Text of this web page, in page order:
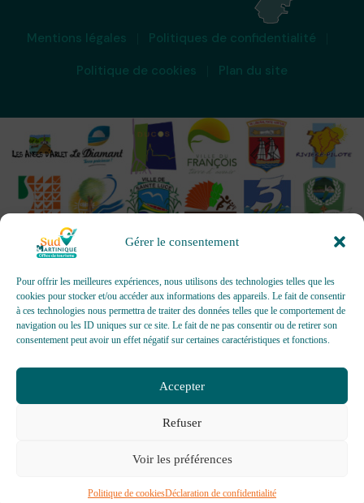
Gérer le consentement
Pour offrir les meilleures expériences, nous utilisons des technologies telles que les
cookies pour stocker et/ou accéder aux informations des appareils. Le fait de consentir
à ces technologies nous permettra de traiter des données telles que le comportement de
navigation ou les ID uniques sur ce site. Le fait de ne pas consentir ou de retirer son
consentement peut avoir un effet négatif sur certaines caractéristiques et fonctions.
Accepter
Refuser
Voir les préférences
Politique de cookiesDéclaration de confidentialité
Mentions légales
Politiques de confidentialité
Politique de cookies
Plan du site
OFFICES DE TOURISME - Pour les activités d’accueil,
d’information, de promotion/communication, de création et gestion
d’événements